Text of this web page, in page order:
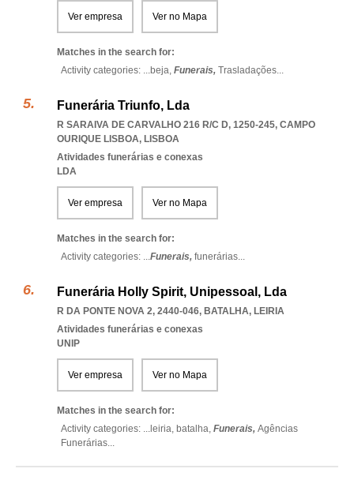
Ver empresa Ver no Mapa
Matches in the search for:
Activity categories: ...beja, Funerais, Trasladações...
Funerária Triunfo, Lda
R SARAIVA DE CARVALHO 216 R/C D, 1250-245, CAMPO
OURIQUE LISBOA, LISBOA
Atividades funerárias e conexas
LDA
Ver empresa Ver no Mapa
Matches in the search for:
Activity categories: ...Funerais, funerárias...
Funerária Holly Spirit, Unipessoal, Lda
R DA PONTE NOVA 2, 2440-046, BATALHA, LEIRIA
Atividades funerárias e conexas
UNIP
Ver empresa Ver no Mapa
Matches in the search for:
Activity categories: ... leiria, batalha, Funerais, Agências
Funerárias...